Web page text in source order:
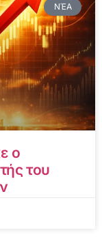
ΝΈΑ
ο
του